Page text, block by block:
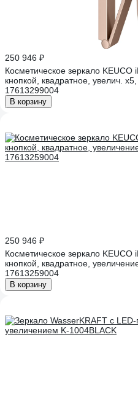
250 946 ₽
Косметическое зеркало KEUCO
кнопкой, квадратное, увелич.
17613299004
В корзину
250 946 ₽
Косметическое зеркало KEUCO
кнопкой, квадратное,
17613259004
В корзину